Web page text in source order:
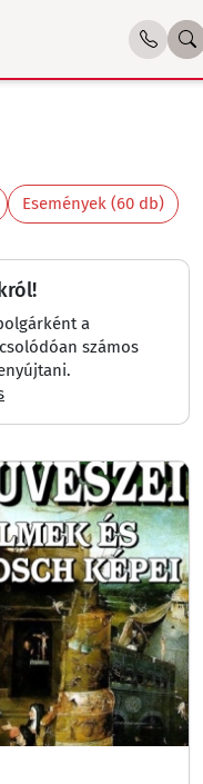
Események (60 db)
a
számos